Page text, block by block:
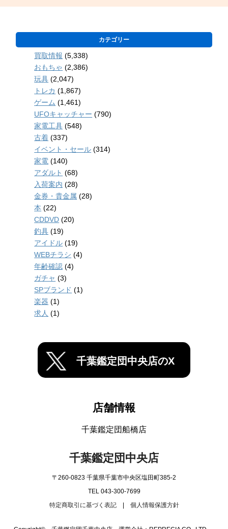
カテゴリー
買取情報 (5,338)
おもちゃ (2,386)
玩具 (2,047)
トレカ (1,867)
ゲーム (1,461)
UFOキャッチャー (790)
家電工具 (548)
古着 (337)
イベント・セール (314)
家電 (140)
アダルト (68)
入荷案内 (28)
金券・貴金属 (28)
本 (22)
CDDVD (20)
釣具 (19)
アイドル (19)
WEBチラシ (4)
年齢確認 (4)
ガチャ (3)
SPブランド (1)
楽器 (1)
求人 (1)
千葉鑑定団中央店のX
店舗情報
千葉鑑定団船橋店
千葉鑑定団中央店
〒260-0823 千葉県千葉市中央区塩田町385-2
TEL 043-300-7699
特定商取引に基づく表記| 個人情報保護方針